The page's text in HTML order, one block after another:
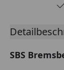
SBS